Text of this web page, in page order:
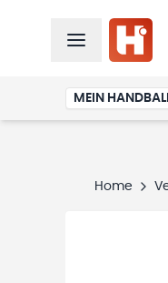
MEIN
Home